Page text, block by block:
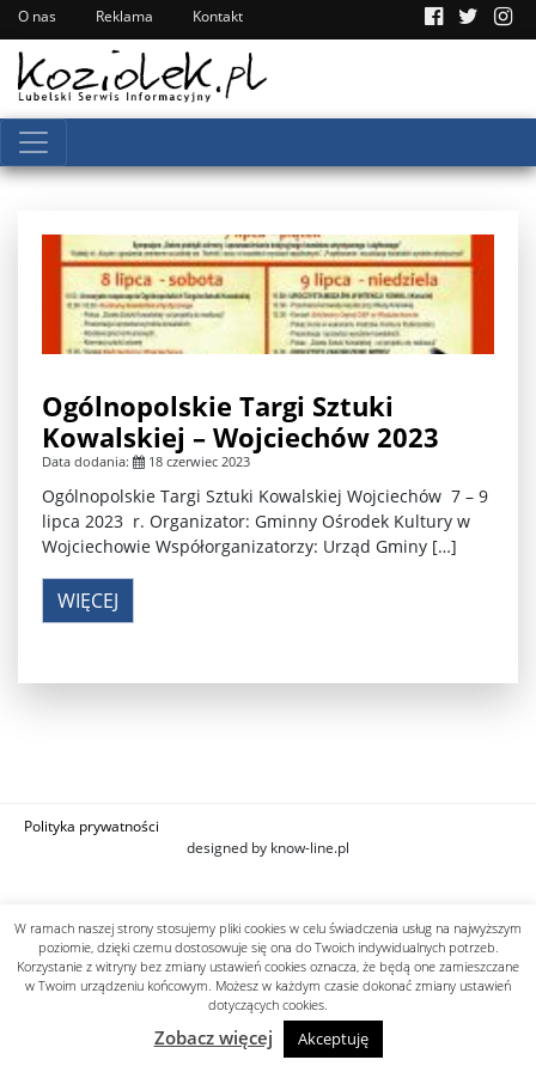
O nas Reklama Kontakt
Ogólnopolskie Targi Sztuki
Kowalskiej – Wojciechów 2023
Data dodania: 18 czerwiec 2023
Ogólnopolskie Targi Sztuki Kowalskiej Wojciechów 7 – 9
lipca 2023 r. Organizator: Gminny Ośrodek Kultury w
Wojciechowie Współorganizatorzy: Urząd Gminy […]
WIĘCEJ
Polityka prywatności
designed by know-line.pl
W ramach naszej strony stosujemy pliki cookies w celu świadczenia usług na najwyższym
poziomie, dzięki czemu dostosowuje się ona do Twoich indywidualnych potrzeb.
Korzystanie z witryny bez zmiany ustawień cookies oznacza, że będą one zamieszczane
w Twoim urządzeniu końcowym. Możesz w każdym czasie dokonać zmiany ustawień
dotyczących cookies.
Zobacz więcej Akceptuję